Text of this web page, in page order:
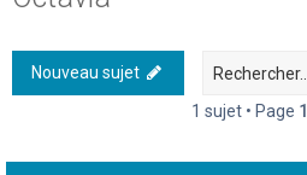
Nouveau sujet
1 sujet • Page 1